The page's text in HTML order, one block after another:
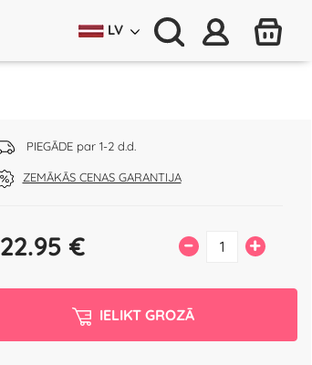
LV
PIEGĀDE par 1-2 d.d.
ZEMĀKĀS CENAS GARANTIJA
22.95 € – +
IELIKT GROZĀ